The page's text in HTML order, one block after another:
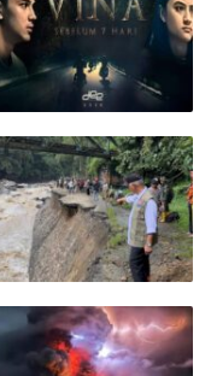
Koran
Metropolitan